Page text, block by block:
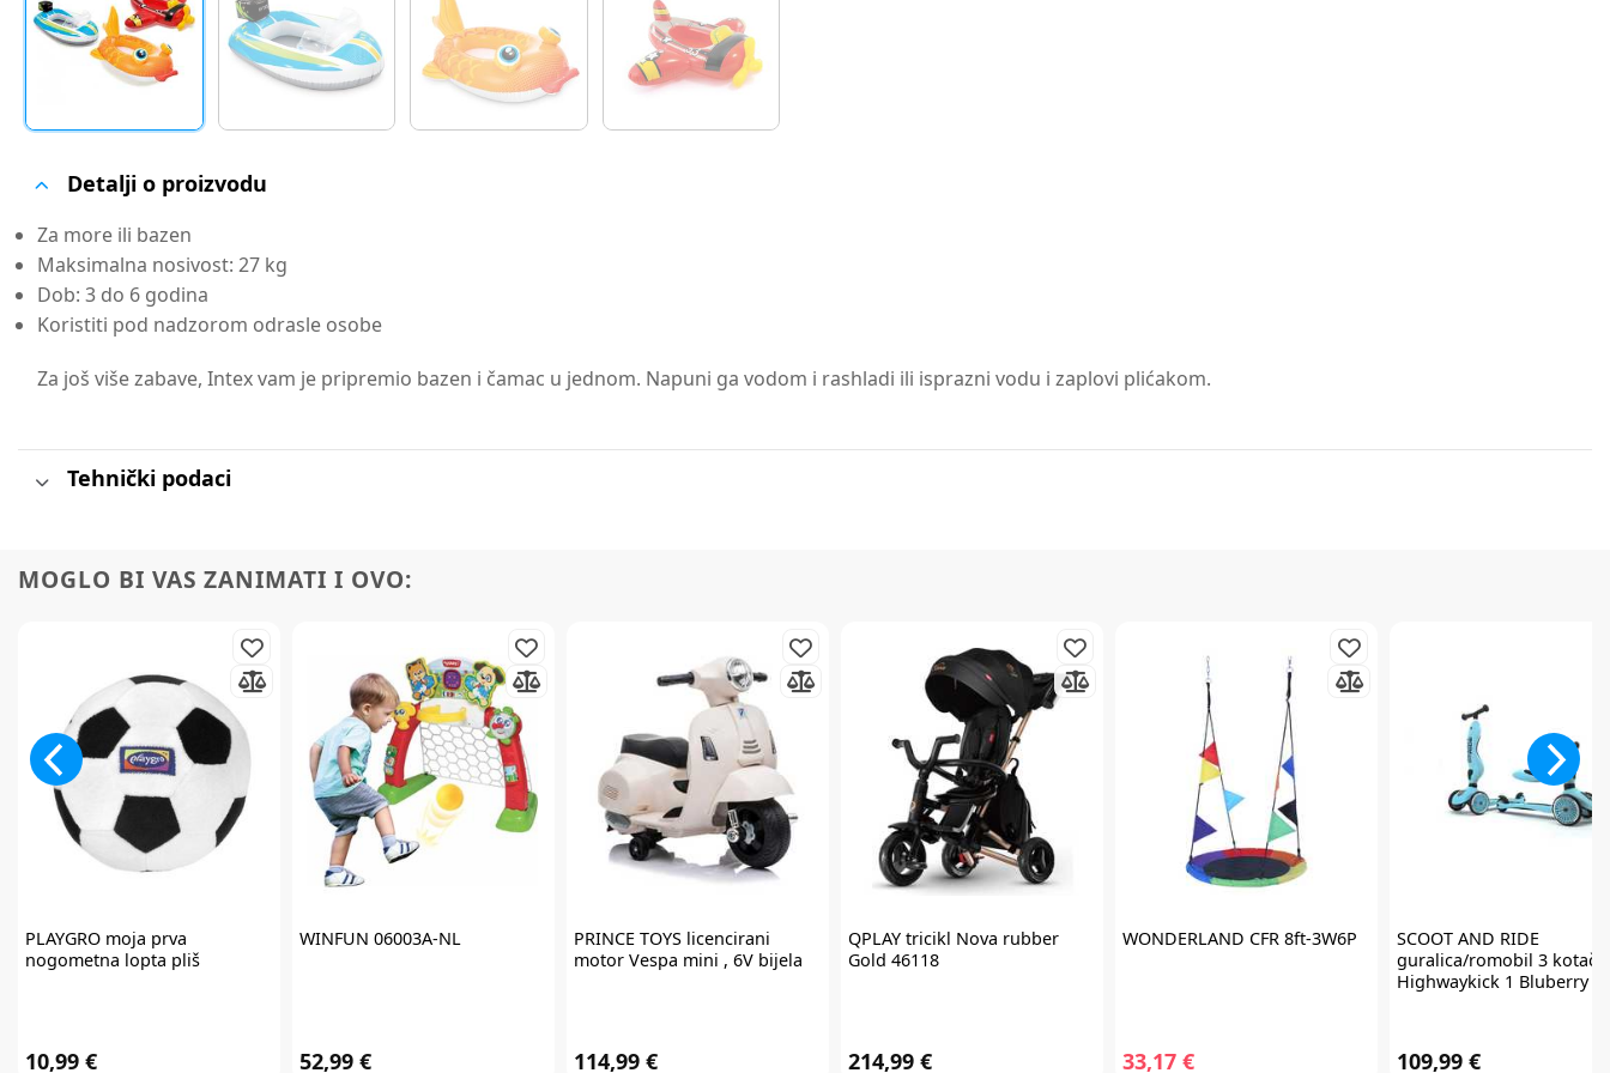
Detalji o proizvodu
Za more ili bazen
Maksimalna nosivost: 27 kg
Dob: 3 do 6 godina
Koristiti pod nadzorom odrasle osobe
Za još više zabave, Intex vam je pripremio bazen i čamac u jednom. Napuni ga vodom i rashladi ili isprazni vodu i zaplovi plićakom.
Tehnički podaci
MOGLO BI VAS ZANIMATI I OVO:
PLAYGROmoja prva
nogometna lopta pliš
10,99 €
WINFUN 06003A-NL
52,99 €
PRINCE TOYS licencirani
motor Vespa mini , 6V bijela
114,99 €
QPLAY tricikl Nova rubber
Gold 46118
214,99 €
WONDERLAND CFR 8ft-3W6P
33,17 €
SCOOT AND RIDE
guralica/romobil 3 kotača
Highwaykick 1 Bluberry
109,99 €
Prijavite se na
newsletter
i iskoristite
7% popusta
*Prijavom na newsletter pristajete da vam tvrtka AKIDS HR d.o.o. može